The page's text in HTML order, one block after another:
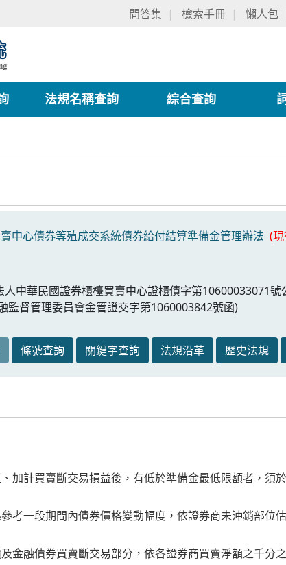
問答集 檢索手冊 懶人包
法規名稱查詢 綜合查詢
中心債券等殖成交系統債券給付結算準備金管理辦法 (
中華民國證券櫃檯買賣中心證櫃債字第10600033071
監督管理委員會金管證交字第1060003842號函)
條號查詢 關鍵字查詢 法規沿革 歷史法規
加計買賣斷交易損益後，有低於準備金最低限額者，須
考一段期間內債券價格變動幅度，依證券商未沖銷部位
金融債券買賣斷交易部分，依各證券商買賣淨額之千分